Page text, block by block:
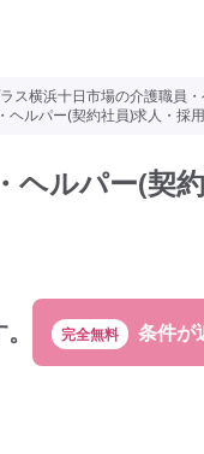
ス横浜十日市場の介護職員
ヘルパー(契約社員)求人・採
ルパー(契
完全無料